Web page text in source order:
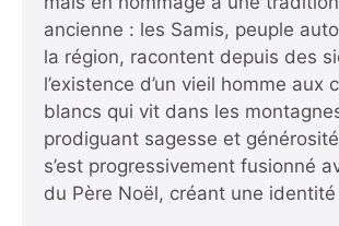
ancienne : les Samis, peuple
la région, racontent depuis des
l’existence d’un vieil homme aux
blancs qui vit dans les
prodiguant sagesse et
s’est progressivement fusionné
du Père Noël, créant une